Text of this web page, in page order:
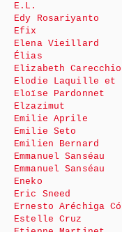
E.L.
Edy Rosariyanto
Efix
Elena Vieillard
Élias
Elizabeth Carecchio
Elodie Laquille et
Eloïse Pardonnet
Elzazimut
Emilie Aprile
Emilie Seto
Emilien Bernard
Emmanuel Sanséau
Emmanuel Sanséau
Eneko
Eric Sneed
Ernesto Aréchiga
Estelle Cruz